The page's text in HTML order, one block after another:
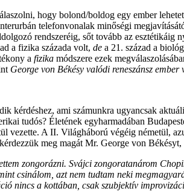
hogy bolond/boldog egy ember
telefonvonalak minőségi
rendszeréig, sőt tovább az
a fizika százada volt, de a 21. század a
a fizika módszere ezek
George von Békésy valódi reneszánsz
kérdéshez, ami számunkra ugyancsak
tudós? Életének egyharmadában
vezette. A II. Világháború végéig németül,
meg magát Mr. George von
zongorázni. Svájci zongoratanárom
csinálom, azt nem tudtam neki
nincs a kottában, csak szubjektív